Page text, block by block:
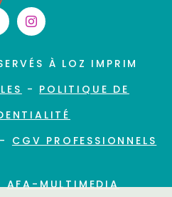
À LOZ IMPRIM
- POLITIQUE DE
- CGV PROFESSIONNELS
:AFA-MULTIMEDIA